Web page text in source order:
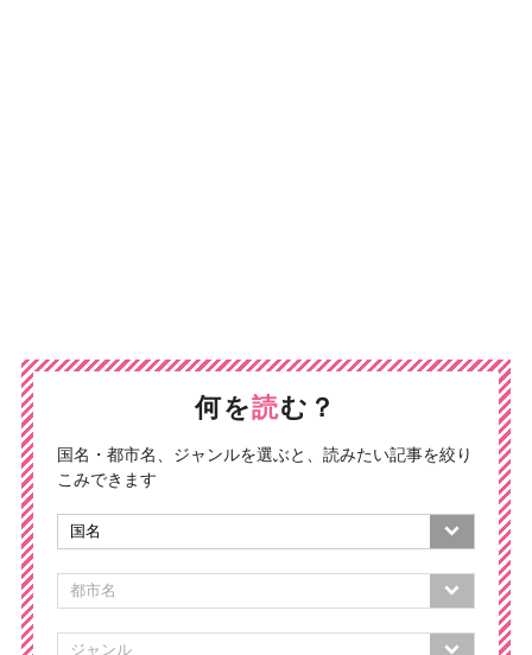
何を読む？
国名・都市名、ジャンルを選ぶと、読みたい記事を絞り
こみできます